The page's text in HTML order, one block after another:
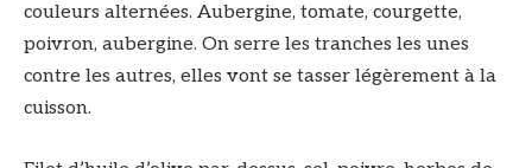
couleurs alternées. Aubergine, tomate, courgette,
poivron, aubergine. On serre les tranches les unes
contre les autres, elles vont se tasser légèrement à la
cuisson.